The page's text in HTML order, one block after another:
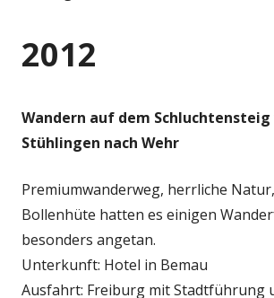
2012
Wandern auf dem Schluchtensteig
Stühlingen nach Wehr
Premiumwanderweg, herrliche
Bollenhüte hatten es einigen
besonders angetan.
Unterkunft: Hotel in Bemau
Ausfahrt: Freiburg mit Stadtführung